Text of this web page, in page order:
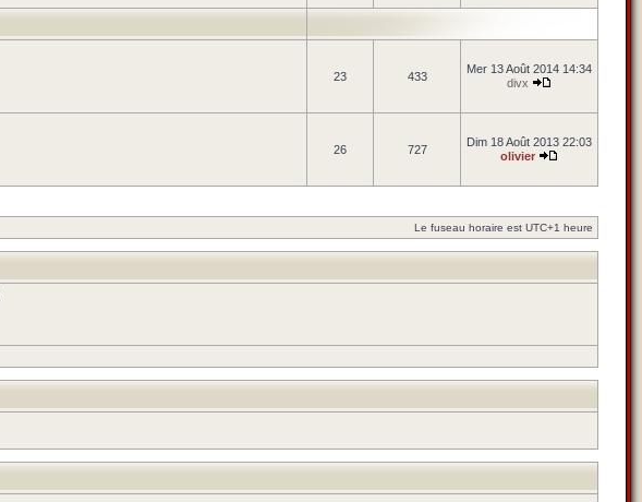
23 433
Mer 13 Août 2014 14:34
divx
26 727
Dim 18 Août 2013 22:03
olivier
Le fuseau horaire est UTC+1 heure